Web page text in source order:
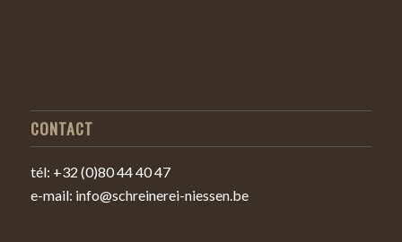
CONTACT
tél: +32 (0)80 44 40 47
e-mail: info@schreinerei-niessen.be